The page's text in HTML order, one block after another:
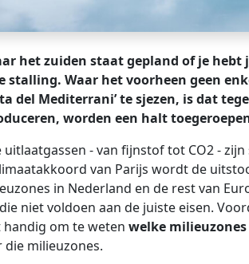
het zuiden staat gepland of je
stalling. Waar het voorheen geen
del Mediterrani’ te sjezen, is dat
worden een halt
uitlaatgassen - van fijnstof tot CO2 -
van Parijs wordt de
in Nederland en de rest van
niet voldoen aan de juiste eisen.
om te weten welke
milieuzones.